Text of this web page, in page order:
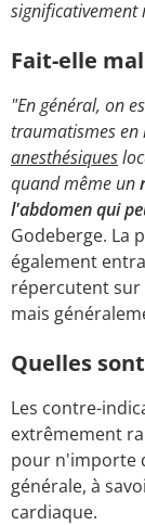
significativement
Fait-elle mal
"En général, on
traumatismes
anesthésiques
quand même un
l'abdomen qui
Godeberge. La
également
répercutent sur
mais
Quelles
Les contre-
extrêmement
pour n'importe
générale, à
cardiaque.